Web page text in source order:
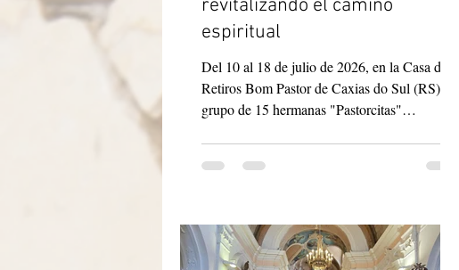
revitalizando el camino
espiritual
Del 10 al 18 de julio de 2026, en la Casa de
Retiros Bom Pastor de Caxias do Sul (RS), un
grupo de 15 hermanas "Pastorcitas"
espirituales anuales. El tema fue "La Iglesia
presente la hermana Ângela Soldera,
consejera provincial y secretaria, colaborando